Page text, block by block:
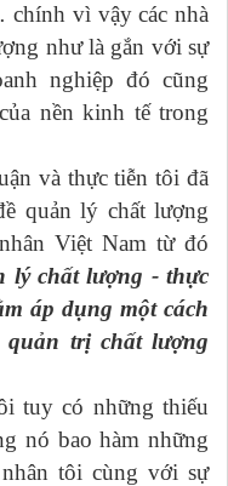
vì vậy các nhà
như là gắn với sự
nghiệp đó cũng
nền kinh tế trong
và thực tiễn tôi đã
quản lý chất lượng
Việt Nam từ đó
lý chất lượng - thực
áp dụng một cách
trị chất lượng
tuy có những thiếu
nó bao hàm những
tôi cùng với sự